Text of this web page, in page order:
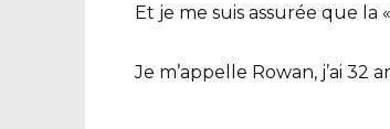
Et je me suis assurée que la
Je m’appelle Rowan, j’ai 32